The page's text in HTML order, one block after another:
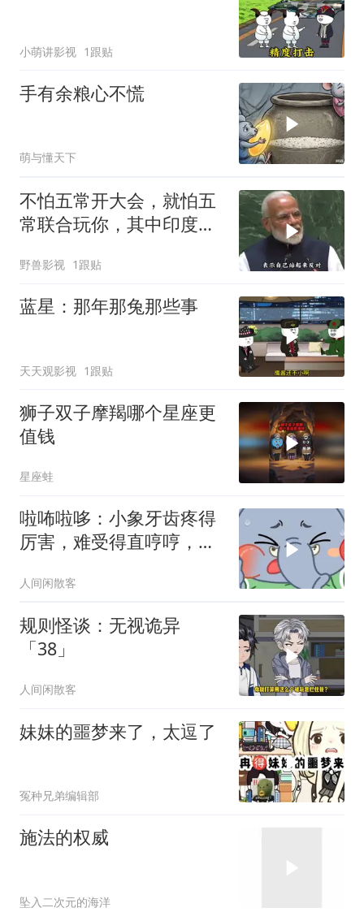
小萌讲影视 1跟贴
手有余粮心不慌
萌与懂天下
不怕五常开大会，就怕五
常联合玩你，其中印度大
野兽影视 1跟贴
蓝星：那年那兔那些事
天天观影视 1跟贴
狮子双子摩羯哪个星座更
值钱
星座蛙
啦咘啦哆：小象牙齿疼得
厉害，难受得直哼哼，一
人间闲散客
规则怪谈：无视诡异
「38」
人间闲散客
妹妹的噩梦来了，太逗了
冤种兄弟编辑部
施法的权威
坠入二次元的海洋